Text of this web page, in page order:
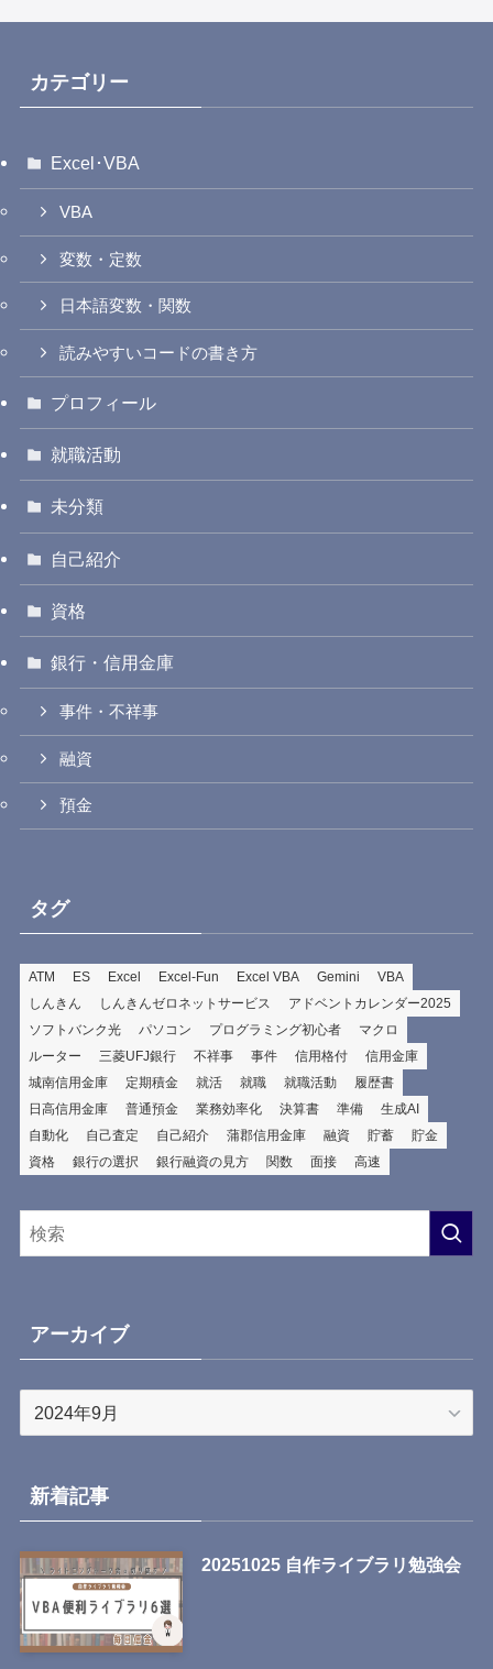
カテゴリー
Excel･VBA
VBA
変数・定数
日本語変数・関数
読みやすいコードの書き方
プロフィール
就職活動
未分類
自己紹介
資格
銀行・信用金庫
事件・不祥事
融資
預金
タグ
ATM ES Excel Excel-Fun Excel VBA Gemini
VBA
しんきん
しんきんゼロネットサービス
アドベントカレンダー2025
ソフトバンク光
パソコン プログラミング初心者
マクロ
ルーター
三菱UFJ銀行 不祥事 事件 信用格付
信用金庫
城南信用金庫
定期積金 就活 就職 就職活動
履歴書
日高信用金庫
普通預金 業務効率化 決算書 準備
生成AI
自動化
自己査定 自己紹介 蒲郡信用金庫 融資 貯蓄
貯金
資格
銀行の選択 銀行融資の見方 関数 面接 高速
アーカイブ
イ
ブ
新着記事
20251025 自作ライブラリ勉強会